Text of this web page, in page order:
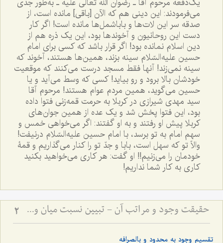
می‌فرمودند: این دینی هم که الآن [باقی] مانده است، از
صدقه سر این لات‌ها و باباشمل‌ها مانده است! اگر کار
دست این روحانیون و آخوندها بود، این یک ذره هم از
دین اسلام نمانده بود! اگر قرار باشد که کسی برای امام
حسین علیه‌السّلام سینه بزند، همین‌ها هستند، آخوند که
سینه نمی‌زند! آنها فقط مسجد درست می‌کنند که موقعیت
خودشان بالا برود و رو بیاید! کسی که وسط می‌آید و یا
حسین می‌گوید، همین مردم عوام هستند! مرحوم آقا
سید مهدی شیرازی در کربلا به حرمت قمه‌زنی فتوا داده
بود، این فتوا پخش شد و یک عده از همین جوان‌های
کربلا پیش او رفتند و به او گفتند: اگر می‌خواهی خمس و
سهم امام به تو برسد، با امام حسین علیه‌السّلام درنیفت!
والاّ تو که سهل است، بابا و جدّ تو را کنار می‌گذاریم و قمۀ
خودمان را می‌زنیم!! او گفت: هر کاری می‌خواهید بکنید
کاری به کار شما نداریم!
حقیقت وجود و مراتب آن - تبیین نسبت میان وجود بالصرافه و تعینات محدود 2
تقسیم وجود به محدود و بالصرافه